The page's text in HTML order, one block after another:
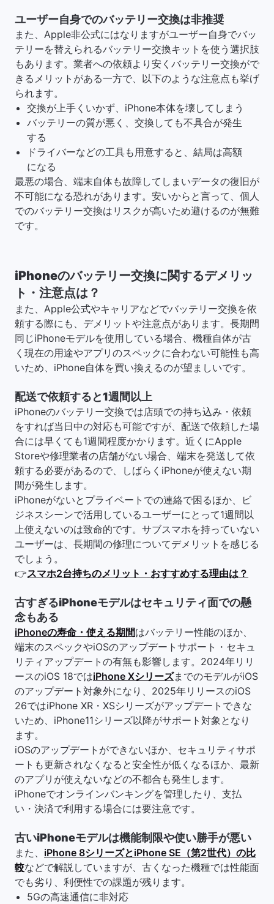
ユーザー自身でのバッテリー交換は非推奨
また、Apple非公式にはなりますがユーザー自身でバッ
テリーを替えられるバッテリー交換キットを使う選択肢
もあります。業者への依頼より安くバッテリー交換がで
きるメリットがある一方で、以下のような注意点も挙げ
られます。
交換が上手くいかず、iPhone本体を壊してしまう
バッテリーの質が悪く、交換しても不具合が発生
する
ドライバーなどの工具も用意すると、結局は高額
になる
最悪の場合、端末自体も故障してしまいデータの復旧が
不可能になる恐れがあります。安いからと言って、個人
でのバッテリー交換はリスクが高いため避けるのが無難
です。
iPhoneのバッテリー交換に関するデメリッ
ト・注意点は？
また、Apple公式やキャリアなどでバッテリー交換を依
頼する際にも、デメリットや注意点があります。長期間
同じiPhoneモデルを使用している場合、機種自体が古
く現在の用途やアプリのスペックに合わない可能性も高
いため、iPhone自体を買い換えるのが望ましいです。
配送で依頼すると1週間以上
iPhoneのバッテリー交換では店頭での持ち込み・依頼
をすれば当日中の対応も可能ですが、配送で依頼した場
合には早くても1週間程度かかります。近くにApple
Storeや修理業者の店舗がない場合、端末を発送して依
頼する必要があるので、しばらくiPhoneが使えない期
間が発生します。
iPhoneがないとプライベートでの連絡で困るほか、ビ
ジネスシーンで活用しているユーザーにとって1週間以
上使えないのは致命的です。サブスマホを持っていない
ユーザーは、長期間の修理についてデメリットを感じる
でしょう。
👉スマホ2台持ちのメリット・おすすめする理由は？
古すぎるiPhoneモデルはセキュリティ面での懸
念もある
iPhoneの寿命・使える期間はバッテリー性能のほか、
端末のスペックやiOSのアップデートサポート・セキュ
リティアップデートの有無も影響します。2024年リリ
ースのiOS 18ではiPhone XシリーズまでのモデルがiOS
のアップデート対象外になり、2025年リリースのiOS
26ではiPhone XR・XSシリーズがアップデートできな
いため、iPhone11シリーズ以降がサポート対象となり
ます。
iOSのアップデートができないほか、セキュリティサポ
ートも更新されなくなると安全性が低くなるほか、最新
のアプリが使えないなどの不都合も発生します。
iPhoneでオンラインバンキングを管理したり、支払
い・決済で利用する場合には要注意です。
古いiPhoneモデルは機能制限や使い勝手が悪い
また、 iPhone 8シリーズとiPhone SE（第2世代）の比
較などで解説していますが、古くなった機種では性能面
でも劣り、利便性での課題が残ります。
5Gの高速通信に非対応